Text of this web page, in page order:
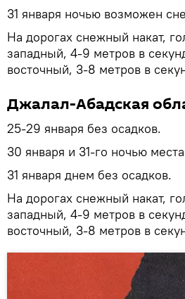
31 января ночью возможен
На дорогах снежный накат,
западный, 4-9 метров в
восточный, 3-8 метров в
Джалал-Абадская
25-29 января без осадков.
30 января и 31-го ночью
31 января днем без осадков.
На дорогах снежный накат,
западный, 4-9 метров в
восточный, 3-8 метров в